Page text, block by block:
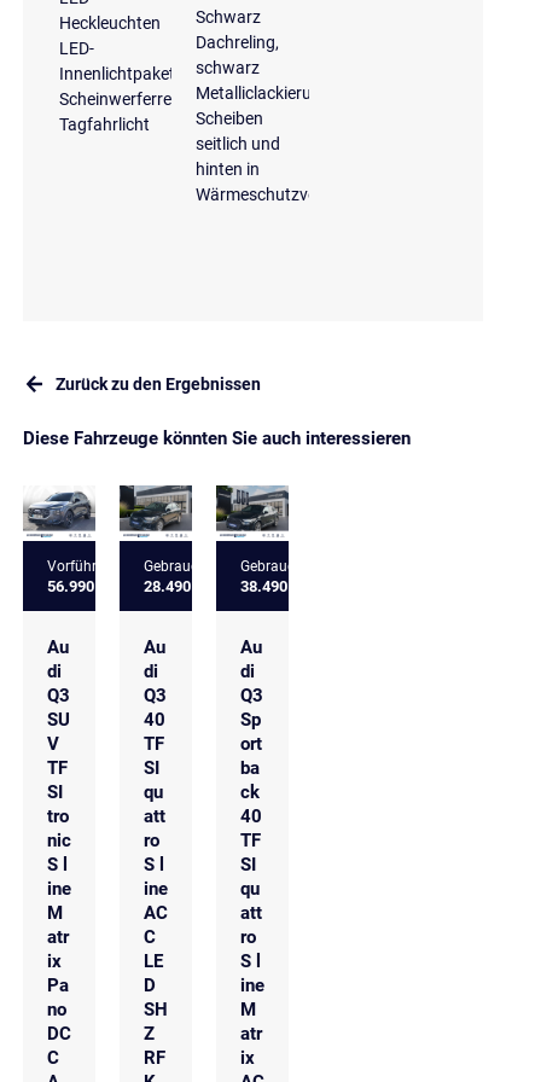
Heckleuchten
LED-
Innenlichtpaket
Scheinwerferreinigungsanlage
Tagfahrlicht
Schwarz
Dachreling,
schwarz
Metalliclackierung
Scheiben
seitlich und
hinten in
Wärmeschutzverglasung
Zurück zu den Ergebnissen
Diese Fahrzeuge könnten Sie auch interessieren
Vorführfahrzeug
56.990 €
Au
di
Q3
SU
V
TF
SI
tro
nic
S l
ine
M
atr
ix
Pa
no
DC
C
Gebrauchtfahrzeug
28.490 €
Au
di
Q3
40
TF
SI
qu
att
ro
S l
ine
AC
C
LE
D
SH
Z
RF
Gebrauchtfahrzeug
38.490 €
Au
di
Q3
Sp
ort
ba
ck
40
TF
SI
qu
att
ro
S l
ine
M
atr
ix